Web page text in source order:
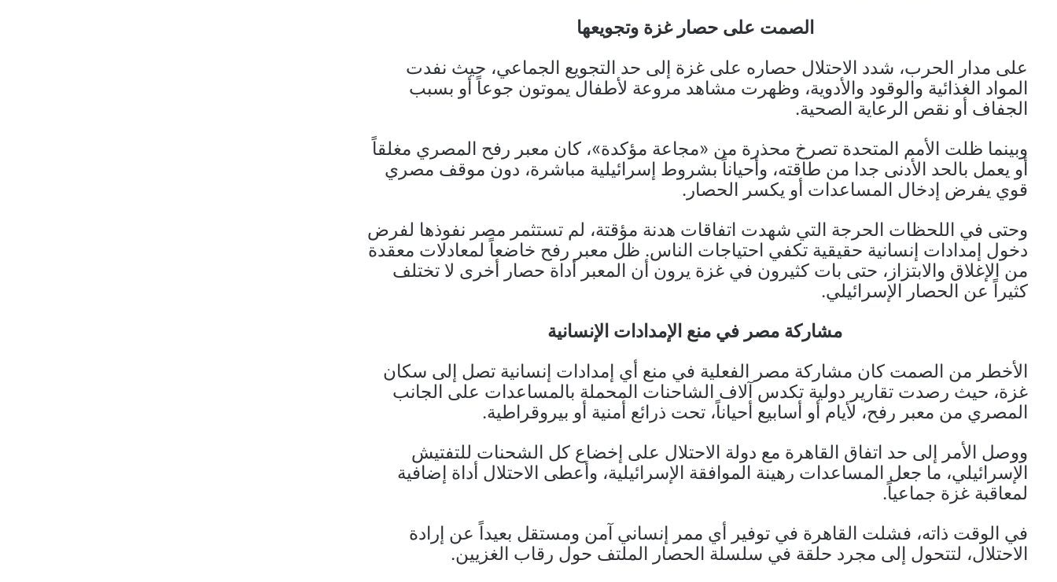
الصمت على حصار غزة وتجويعها
على مدار الحرب، شدد الاحتلال حصاره على غزة إلى حد التجويع الجماعي، حيث نفدت
المواد الغذائية والوقود والأدوية، وظهرت مشاهد مروعة لأطفال يموتون جوعاً أو بسبب
الجفاف أو نقص الرعاية الصحية.
وبينما ظلت الأمم المتحدة تصرخ محذرة من «مجاعة مؤكدة»، كان معبر رفح المصري مغلقاً
أو يعمل بالحد الأدنى جدا من طاقته، وأحياناً بشروط إسرائيلية مباشرة، دون موقف مصري
قوي يفرض إدخال المساعدات أو يكسر الحصار.
وحتى في اللحظات الحرجة التي شهدت اتفاقات هدنة مؤقتة، لم تستثمر مصر نفوذها لفرض
دخول إمدادات إنسانية حقيقية تكفي احتياجات الناس. ظل معبر رفح خاضعاً لمعادلات معقدة
من الإغلاق والابتزاز، حتى بات كثيرون في غزة يرون أن المعبر أداة حصار أخرى لا تختلف
كثيراً عن الحصار الإسرائيلي.
مشاركة مصر في منع الإمدادات الإنسانية
الأخطر من الصمت كان مشاركة مصر الفعلية في منع أي إمدادات إنسانية تصل إلى سكان
غزة، حيث رصدت تقارير دولية تكدس آلاف الشاحنات المحملة بالمساعدات على الجانب
المصري من معبر رفح، لأيام أو أسابيع أحياناً، تحت ذرائع أمنية أو بيروقراطية.
ووصل الأمر إلى حد اتفاق القاهرة مع دولة الاحتلال على إخضاع كل الشحنات للتفتيش
الإسرائيلي، ما جعل المساعدات رهينة الموافقة الإسرائيلية، وأعطى الاحتلال أداة إضافية
لمعاقبة غزة جماعياً.
في الوقت ذاته، فشلت القاهرة في توفير أي ممر إنساني آمن ومستقل بعيداً عن إرادة
الاحتلال، لتتحول إلى مجرد حلقة في سلسلة الحصار الملتف حول رقاب الغزيين.